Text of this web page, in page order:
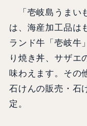
「壱岐島うまい
は、海産加工品は
ランド牛「壱岐牛
り焼き丼、サザエ
味わえます。その
石けんの販売・石
定。